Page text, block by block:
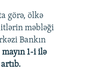
360p
480p
720p
görə, ölkə
məbləği
Bankın
mayın 1-i ilə